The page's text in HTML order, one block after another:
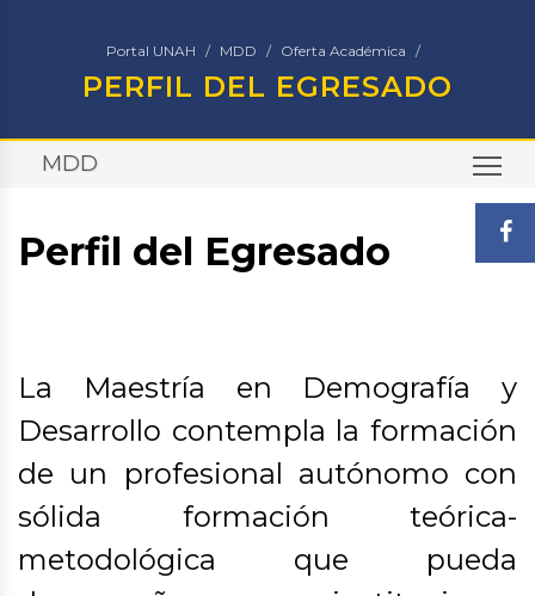
Portal UNAH MDD Oferta Académica
PERFIL DEL EGRESADO
MDD
Perfil del Egresado
La Maestría en Demografía y
Desarrollo contempla la formación
de un profesional autónomo con
sólida formación teórica-
metodológica que pueda